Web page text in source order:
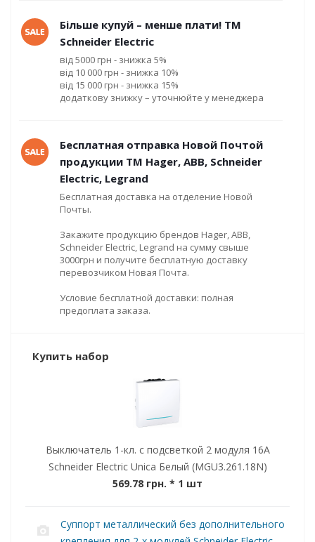
Більше купуй – менше плати! ТМ
Schneider Electric
від 5000 грн - знижка 5%
від 10 000 грн - знижка 10%
від 15 000 грн - знижка 15%
додаткову знижку – уточнюйте у менеджера
Бесплатная отправка Новой Почтой
продукции ТМ Hager, ABB, Schneider
Electric, Legrand
Бесплатная доставка на отделение Новой
Почты.
Закажите продукцию брендов Hager, ABB,
Schneider Electric, Legrand на сумму свыше
3000грн и получите бесплатную доставку
перевозчиком Новая Почта.
Условие бесплатной доставки: полная
предоплата заказа.
Купить набор
Выключатель 1-кл. с подсветкой 2 модуля 16А
Schneider Electric Unica Белый (MGU3.261.18N)
569.78 грн. * 1 шт
Суппорт металлический без дополнительного